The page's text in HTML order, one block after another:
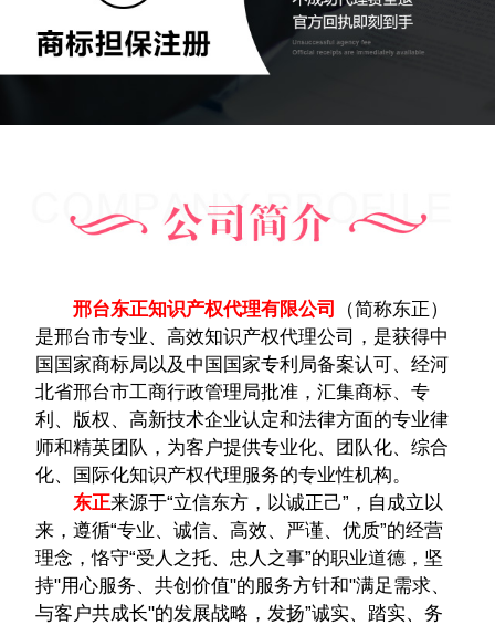
邢台东正知识产权代理有限公司
（简称东正）
是邢台​‌‌市专业、高效知识产权代理公司，是获得中
国国家商标局以及中国国家专利局备案认可、经河
北省邢台市工商行政管理局批准，汇集商标、专
利、版权、高新技术企业认定和法律方面的专业律
师和精英团队，为客户提供专业化、团队化、综合
化、国际化知识产权代理服务的专业性机构。
东正来源于“立信东方，以诚正己”，自成立以
来，遵循“专业、诚信、高效、严谨、优质”的经营
理念，恪守“受人之托、忠人之事”的职业道德，坚
持"用心服务、共创价值"的服务方针和"满足需求、
与客户共成长"的发展战略，发扬”诚实、踏实、务